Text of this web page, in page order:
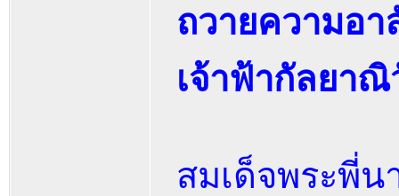
ถวายความอา
เจ้าฟ้ากัลยา
สมเด็จพระพี่น